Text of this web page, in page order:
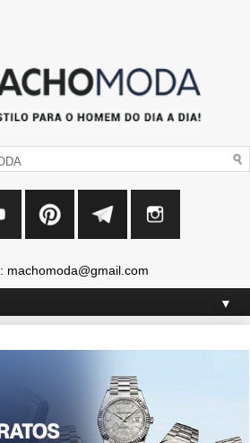
: machomoda@gmail.com
▼